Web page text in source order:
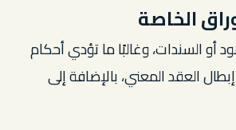
الخاصة
أو السندات، وغالبًا ما تؤدي أحكام
إبطال العقد المعني، بالإضافة إلى